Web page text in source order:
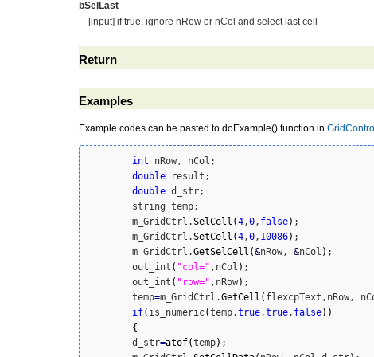
bSelLast
[input] if true, ignore nRow or nCol and select last cell
Return
Examples
Example codes can be pasted to doExample() function in
int nRow, nCol;
double result;
double d_str;
	m_GridCtrl.
SelCell (4 ,0 , false) ;
	m_GridCtrl.
SetCell (4 ,0 , 10086) ;
	m_GridCtrl.
GetSelCell (&nRow, &nCol ) ;
	out_int
( "col=" ,nCol ) ;
	out_int
( "row=" ,nRow) ;
	temp
=m_GridCtrl.GetCell ( flexcpText,nRow,
if( is_numeric(temp,true ,true , false) )
{
	d_str
=atof(temp) ;